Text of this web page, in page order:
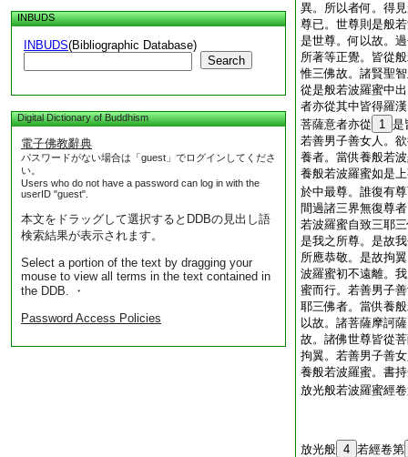
INBUDS
INBUDS(Bibliographic Database)
Search
Digital Dictionary of Buddhism
電子佛教辭典
パスワードがない場合は「guest」でログインしてくださ
い。
Users who do not have a password can log in with the
userID "guest".
本文をドラッグして選択するとDDBの見出し語
検索結果が表示されます。
Select a portion of the text by dragging your
mouse to view all terms in the text contained in
the DDB. ・
Password Access Policies
異。所以者何。得
尊已。世尊則是般
是世尊。何以故。
所著等正覺。皆從
惟三佛故。諸賢聖
從是般若波羅蜜中
者亦從其中皆得羅
菩薩意者亦從
1 是
若善男子善女人。
養者。當供養般若
養般若波羅蜜如是
於中最尊。誰復有
間過諸三界無復尊
若波羅蜜自致三耶
是我之所尊。是故
所應恭敬。是故拘
波羅蜜初不遠離。
蜜而行。若善男子
耶三佛者。當供養
以故。諸菩薩摩訶
故。諸佛世尊皆從
拘翼。若善男子善
養般若波羅蜜。書
放光般若波羅蜜經
放光般 4 若經卷第